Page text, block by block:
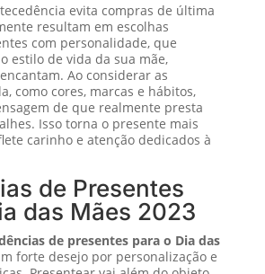
evita compras de última
resultam em escolhas
com personalidade, que
estilo de vida da sua mãe,
Ao considerar as
como cores, marcas e hábitos,
de que realmente presta
Isso torna o presente mais
carinho e atenção dedicados à
de Presentes
das Mães 2023
de presentes para o Dia das
forte desejo por personalização e